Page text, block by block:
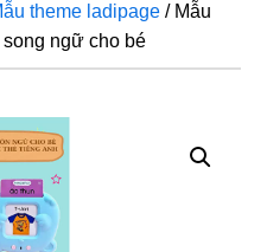
theme ladipage /Mẫu
ngữ cho bé